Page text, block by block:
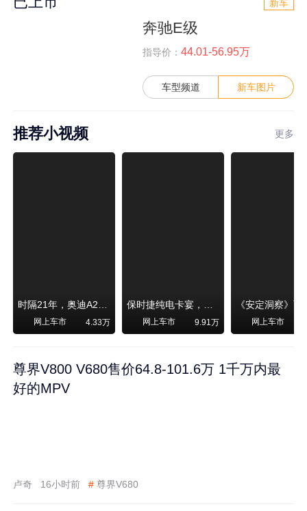
新车
奔驰E级
指导价： 44.01-56.95万
车型频道 新车图片
推荐小视频 更多
时隔21年，奥迪A2强势归来！
网上车市 4.33万
保时捷纯电卡宴，跑赛道！比超级跑车性能还强，动力、刹车竟然没有热衰减
网上车市 9.91万 网上车市
尊界V800 V680售价64.8-101.6万 1千万内最
好的MPV
卢奇 16小时前 # 尊界V680